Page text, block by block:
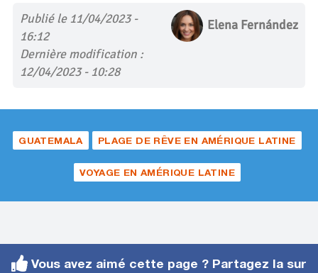
Publié le 11/04/2023 -
16:12
Dernière modification :
12/04/2023 - 10:28
Elena Fernández
GUATEMALA PLAGE DE RÊVE EN AMÉRIQUE LATINE
VOYAGE EN AMÉRIQUE LATINE
Vous avez aimé cette page ? Partagez la sur